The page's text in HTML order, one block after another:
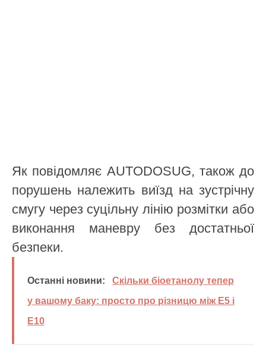
Як повідомляє AUTODOSUG, також до
порушень належить виїзд на зустрічну
смугу через суцільну лінію розмітки або
виконання маневру без достатньої
безпеки.
Останні новини:
Скільки біоетанолу тепер
у вашому баку: просто про різницю між E5 і
E10